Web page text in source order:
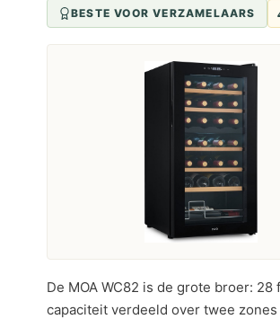
BESTE VOOR VERZAMELAARS
De MOA WC82 is de grote broer: 28
capaciteit verdeeld over twee